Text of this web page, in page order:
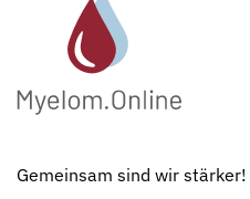
Gemeinsam sind wir stärker!